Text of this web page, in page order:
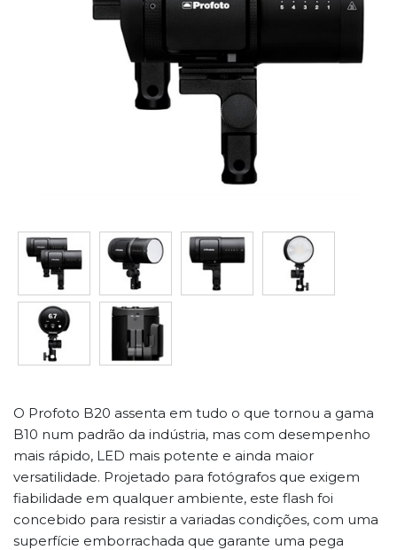
O Profoto B20 assenta em tudo o que tornou a gama
B10 num padrão da indústria, mas com desempenho
mais rápido, LED mais potente e ainda maior
versatilidade. Projetado para fotógrafos que exigem
fiabilidade em qualquer ambiente, este flash foi
concebido para resistir a variadas condições, com uma
superfície emborrachada que garante uma pega